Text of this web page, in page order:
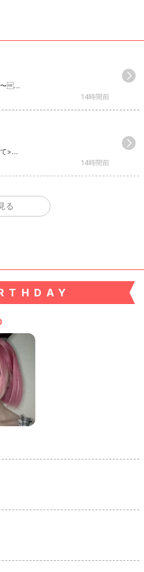
...
14時間前
14時間前
後に遊びに...
る